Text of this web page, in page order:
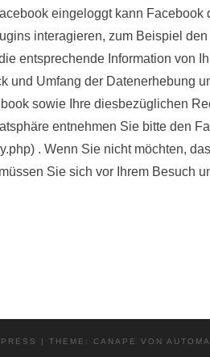
eingeloggt kann Facebook
interagieren, zum Beispiel den
entsprechende Information von
und Umfang der Datenerhebung
sowie Ihre diesbezüglichen
entnehmen Sie bitte den
) . Wenn Sie nicht möchten,
Sie sich vor Ihrem Besuch
THEME: CANAPE VON